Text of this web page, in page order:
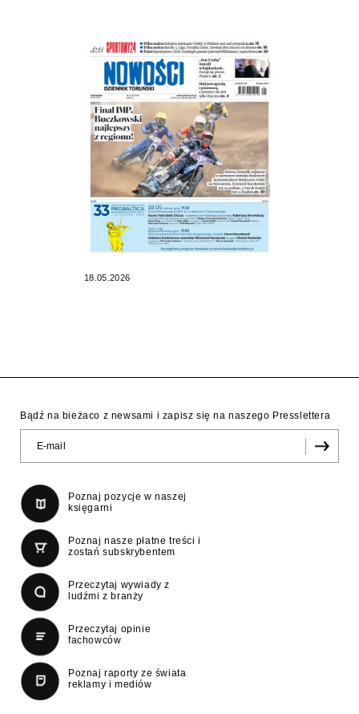
18.05.2026
Bądź na bieżaco z newsami i zapisz się na naszego Presslettera
Poznaj pozycje w naszej
księgarni
Poznaj nasze płatne treści i
zostań subskrybentem
Przeczytaj wywiady z
ludźmi z branży
Przeczytaj opinie
fachowców
Poznaj raporty ze świata
reklamy i mediów